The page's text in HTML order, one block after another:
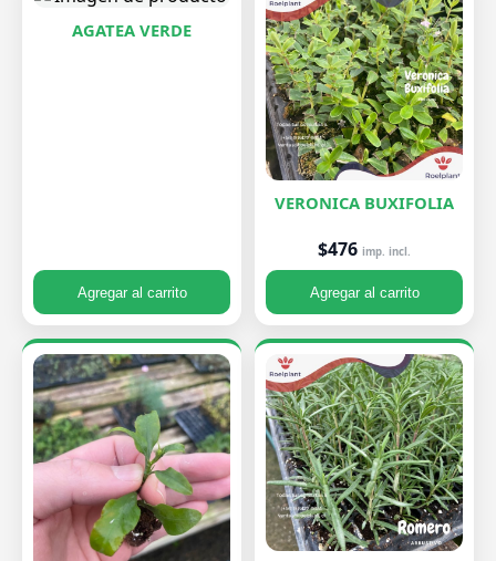
AGATEA VERDE
Agregar al carrito
VERONICA BUXIFOLIA
$476 imp. incl.
Agregar al carrito